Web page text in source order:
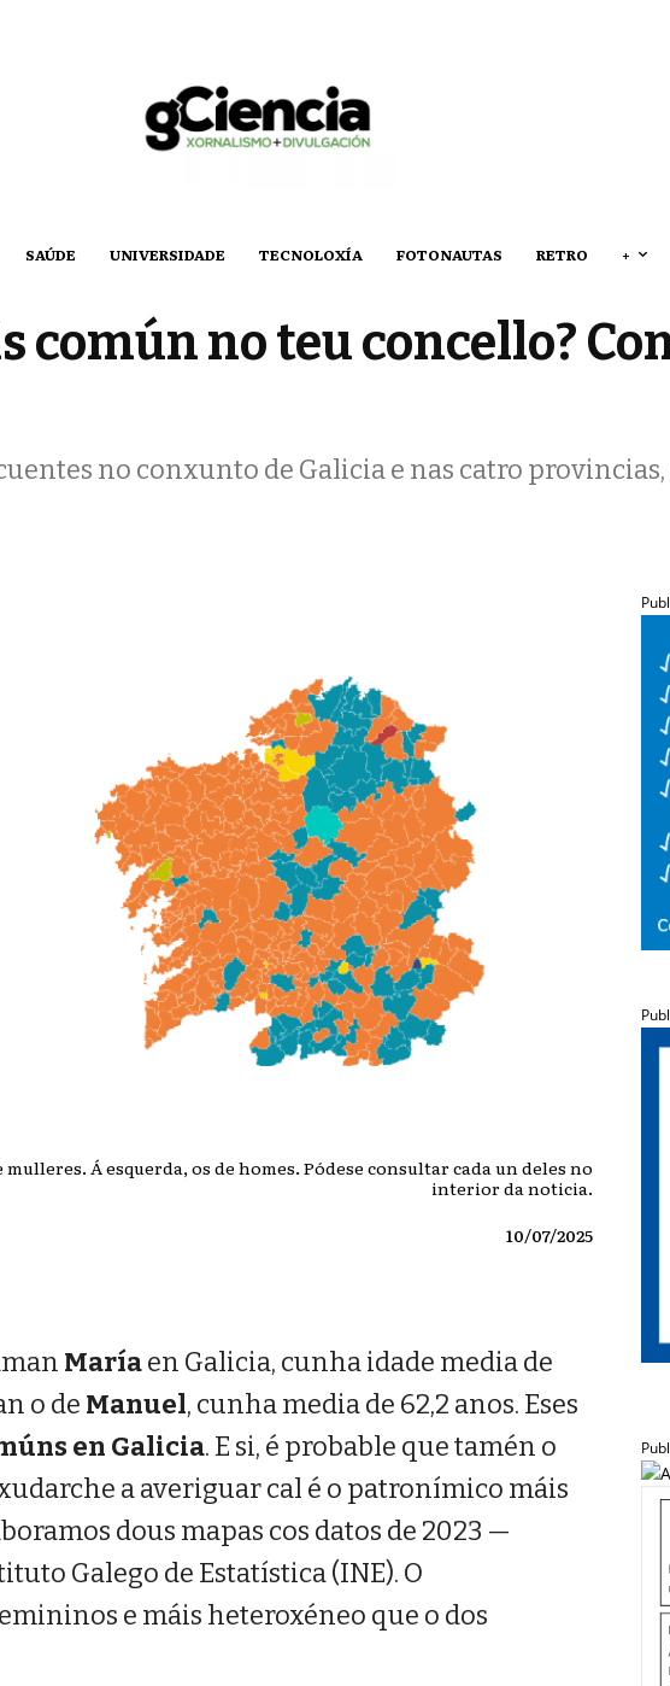
SAÚDE UNIVERSIDADE TECNOLOXÍA FOTONAUTAS RETRO +
común no teu concello?
no conxunto de Galicia e nas catro provincias,
Á esquerda, os de homes. Pódese consultar cada un deles no
interior da noticia.
10/07/2025
Maríaen Galicia, cunha idade media de
o de Manuel, cunha media de 62,2 anos. Eses
en Galicia. E si, é probable que tamén o
a averiguar cal é o patronímico máis
dous mapas cos datos de 2023 —
Galego de Estatística (INE). O
e máis heteroxéneo que o dos